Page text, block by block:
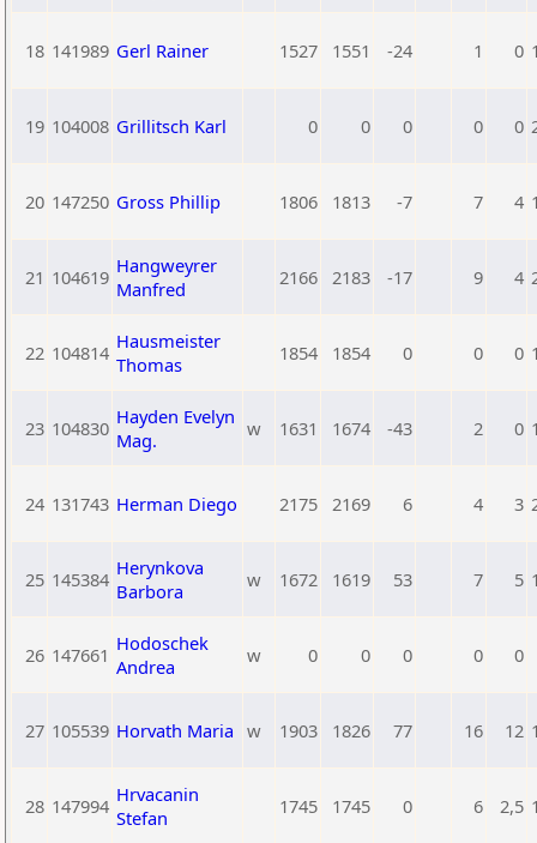
18 141989 Gerl Rainer 1527 1551 -24 1 0
19 104008 Grillitsch Karl 0 0 0 0 0
20 147250 Gross Phillip 1806 1813 -7 7 4
21 104619 Hangweyrer
Manfred
2166 2183 -17 9 4
22 104814 Hausmeister
Thomas
1854 1854 0 0 0
23 104830 Hayden Evelyn
Mag.
w 1631 1674 -43 2 0
24 131743 Herman Diego 2175 2169 6 4 3
25 145384 Herynkova
Barbora
w 1672 1619 53 7 5
26 147661 Hodoschek
Andrea
w 0 0 0 0 0
27 105539 Horvath Maria w 1903 1826 77 16 12
28 147994 Hrvacanin
Stefan
1745 1745 0 6 2,5